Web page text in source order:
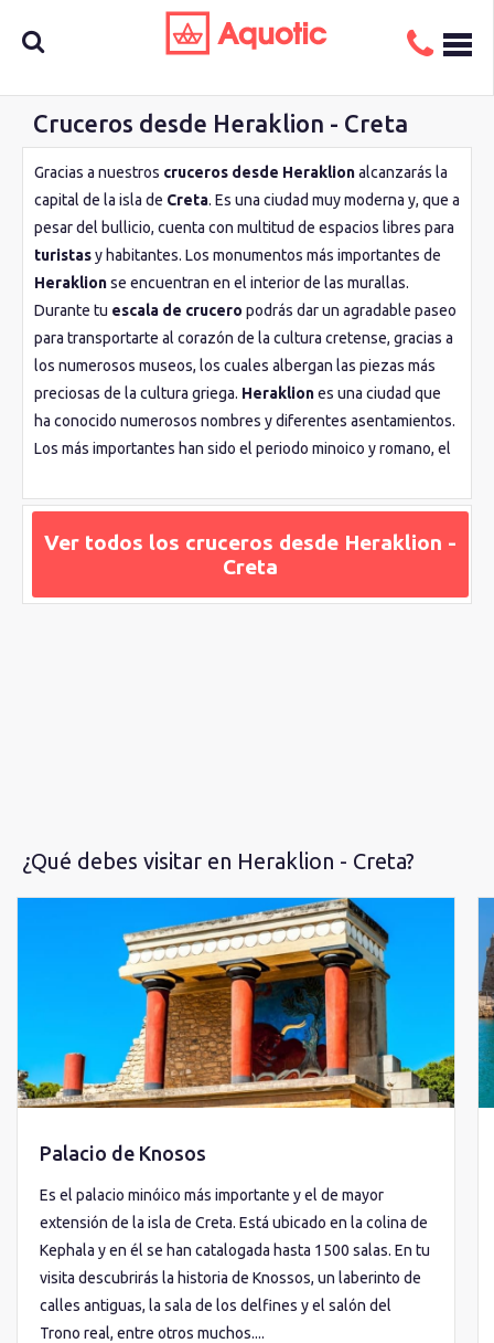
Busca
aquí tu
crucero
Cruceros desde Heraklion - Creta
Gracias a nuestros cruceros desde Heraklionalcanzarás la
capital de la isla de Creta. Es una ciudad muy moderna y, que a
pesar del bullicio, cuenta con multitud de espacios libres para
turistasy habitantes. Los monumentos más importantes de
Heraklionse encuentran en el interior de las murallas.
Durante tu escala de crucero podrás dar un agradable paseo
para transportarte al corazón de la cultura cretense, gracias a
los numerosos museos, los cuales albergan las piezas más
preciosas de la cultura griega. Herakliones una ciudad que
ha conocido numerosos nombres y diferentes asentamientos.
Los más importantes han sido el periodo minoico y romano, el
el puerto y la mayoría de fuentes, edificios, plazas e iglesias.
Ver todos los cruceros desde Heraklion -
Creta
¿Qué debes visitar en Heraklion - Creta?
Palacio de Knosos
Es el palacio minóico más importante y el de mayor
extensión de la isla de Creta. Está ubicado en la colina de
Kephala y en él se han catalogada hasta 1500 salas. En tu
visita descubrirás la historia de Knossos, un laberinto de
calles antiguas, la sala de los delfines y el salón del
Trono real, entre otros muchos....